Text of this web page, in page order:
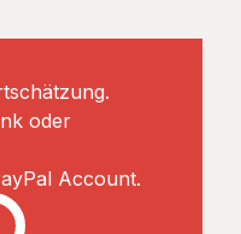
oder
Account.